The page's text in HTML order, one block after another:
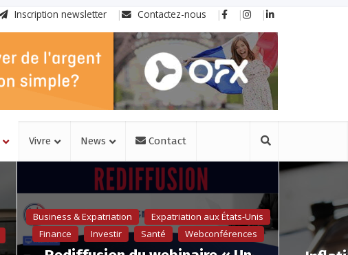
Inscription newsletter Contactez-nous
Vivre News Contact
Business & Expatriation
Expatriation aux États-Unis
Finance
Investir Santé Webconférences